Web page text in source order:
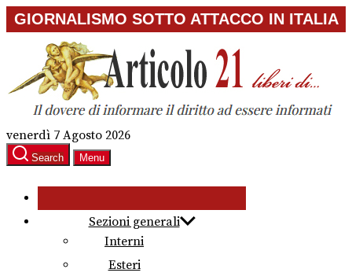
Skip
to
content
GIORNALISMO SOTTO ATTACCO IN ITALIA
venerdì 7 Agosto 2026
Search Menu
Sezioni generali
Interni
Esteri